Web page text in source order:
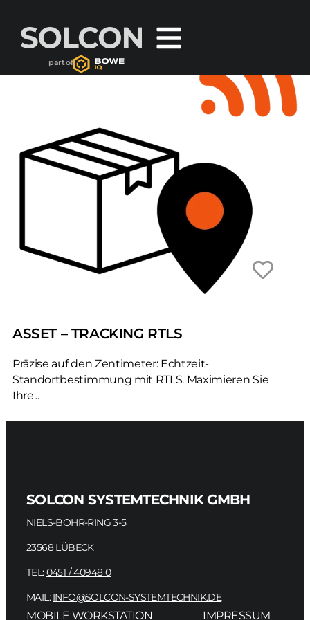
part of
ASSET – TRACKING RTLS
Präzise auf den Zentimeter: Echtzeit-
Standortbestimmung mit RTLS. Maximieren Sie
Ihre...
SOLCON SYSTEMTECHNIK GMBH
NIELS-BOHR-RING 3-5
23568 LÜBECK
TEL:0451 / 40948 0
MAIL: INFO@SOLCON-SYSTEMTECHNIK.DE
MOBILE WORKSTATION IMPRESSUM